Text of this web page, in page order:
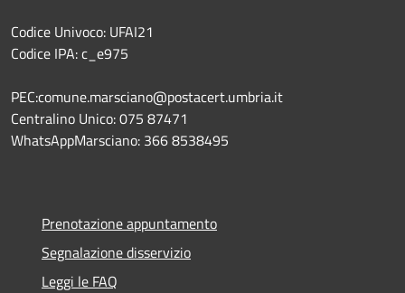
Codice Univoco: UFAI21
Codice IPA: c_e975
PEC:comune.marsciano@postacert.umbria.it
Centralino Unico: 075 87471
WhatsAppMarsciano: 366 8538495
Prenotazione appuntamento
Segnalazione disservizio
Leggi le FAQ